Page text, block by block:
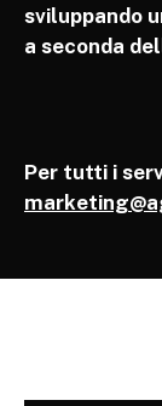
sviluppando
a seconda
Per tutti i